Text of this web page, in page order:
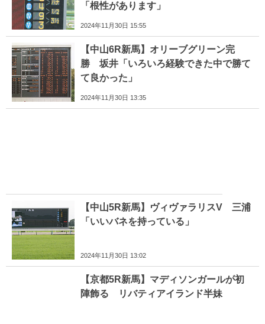
「根性があります」
2024年11月30日 15:55
【中山6R新馬】オリーブグリーン完
勝 坂井「いろいろ経験できた中で勝て
て良かった」
2024年11月30日 13:35
【中山5R新馬】ヴィヴァラリスV 三浦
「いいバネを持っている」
2024年11月30日 13:02
【京都5R新馬】マディソンガールが初
陣飾る リバティアイランド半妹